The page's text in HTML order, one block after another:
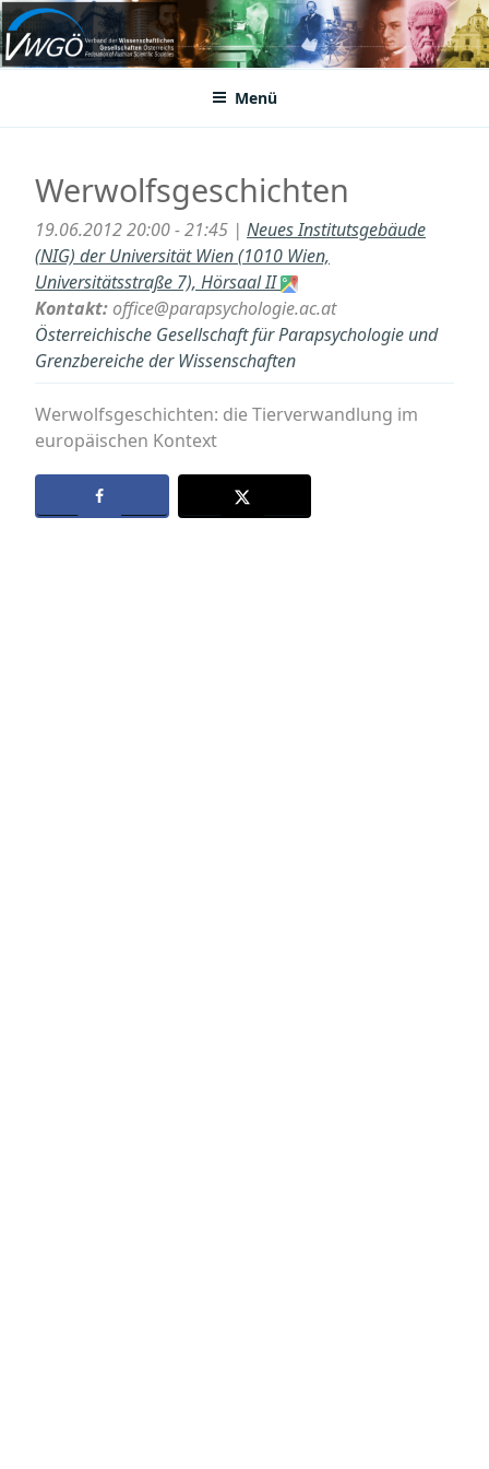
Zum
Inhalt
springenVWGÖ
Federation of Austrian Scientific Societies
Menü
Werwolfsgeschichten
19.06.2012 20:00 - 21:45 | Neues Institutsgebäude
(NIG) der Universität Wien (1010 Wien,
Universitätsstraße 7), Hörsaal II
Kontakt:office@parapsychologie.ac.at
Österreichische Gesellschaft für Parapsychologie und
Grenzbereiche der Wissenschaften
Werwolfsgeschichten: die Tierverwandlung im
europäischen Kontext